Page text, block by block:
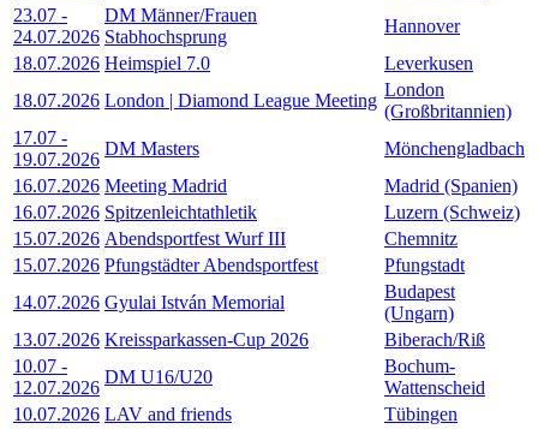
23.07 -
24.07.2026
DM Männer/Frauen
Stabhochsprung
Hannover
18.07.2026 Heimspiel 7.0
Leverkusen
18.07.2026 London | Diamond League Meeting
London
(Großbritannien)
17.07 -
19.07.2026
DM Masters
Mönchengladbach
16.07.2026 Meeting Madrid
Madrid (Spanien)
16.07.2026 Spitzenleichtathletik
Luzern (Schweiz)
15.07.2026 Abendsportfest Wurf III
Chemnitz
15.07.2026 Pfungstädter Abendsportfest
Pfungstadt
14.07.2026 Gyulai István Memorial
Budapest
(Ungarn)
13.07.2026 Kreissparkassen-Cup 2026
Biberach/Riß
10.07 -
12.07.2026
DM U16/U20
Bochum-
Wattenscheid
10.07.2026 LAV and friends Tübingen